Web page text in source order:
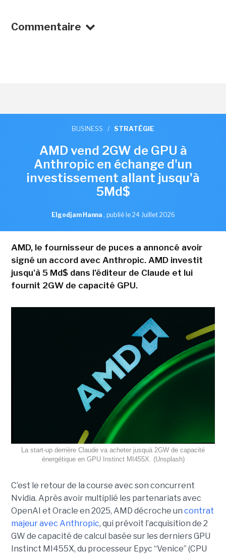
Commentaire
BUSINESS / STRATÉGIE
AMD vend 2GW de GPU à
Anthropic en échange d'un
investissement allant jusqu'à
5Md$
Elgodjam Hanna , publié le 24 Juillet 2026
AMD, le fournisseur de puces a annoncé avoir
signé un accord avec Anthropic. AMD investit
jusqu'à 5 Md$ dans l'éditeur de Claude et lui
fournit 2GW de capacité GPU.
La start-up derrière Claude va acheter jusquà 2GW de capacité
énergétique en GPU Instinct MI455X. (Unsplash)
C’est le retour de la course avec son concurrent
Nvidia. Après avoir multiplié les partenariats avec
OpenAI et Oracle en 2025, AMD décroche un contrat
majeur avec Anthropic, qui prévoit l’acquisition de 2
GW de capacité de calcul basée sur les derniers GPU
Instinct MI455X, du processeur Epyc “Venice” (CPU